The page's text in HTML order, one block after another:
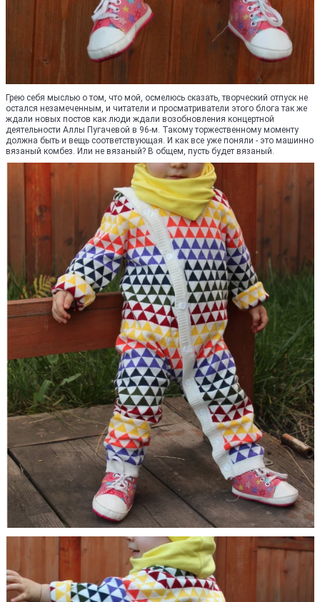
Грею себя мыслью о том, что мой, осмелюсь сказать, творческий отпуск не
остался незамеченным, и читатели и просматриватели этого блога так же
ждали новых постов как люди ждали возобновления концертной
деятельности Аллы Пугачевой в 96-м. Такому торжественному моменту
должна быть и вещь соответствующая. И как все уже поняли - это машинно
вязаный комбез. Или не вязаный? В общем, пусть будет вязаный.